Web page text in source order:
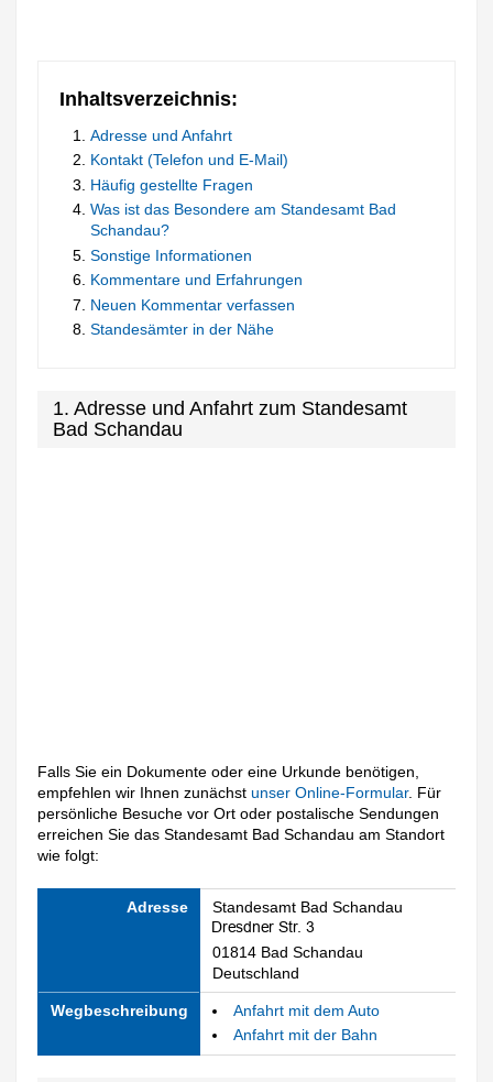
Inhaltsverzeichnis:
Adresse und Anfahrt
Kontakt (Telefon und E-Mail)
Häufig gestellte Fragen
Was ist das Besondere am Standesamt Bad
Schandau?
Sonstige Informationen
Kommentare und Erfahrungen
Neuen Kommentar verfassen
Standesämter in der Nähe
1. Adresse und Anfahrt zum Standesamt
Bad Schandau
Falls Sie ein Dokumente oder eine Urkunde benötigen,
empfehlen wir Ihnen zunächstunser Online-Formular. Für
persönliche Besuche vor Ort oder postalische Sendungen
erreichen Sie das Standesamt Bad Schandau am Standort
wie folgt:
Adresse Standesamt Bad Schandau
01814 Bad Schandau
Deutschland
Wegbeschreibung
Anfahrt mit dem Auto
Anfahrt mit der Bahn